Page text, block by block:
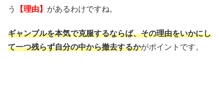
う
【理由】 があるわけですね。
ギャンブルを本気で克服するならば、その理由をいかにし
て一つ残らず自分の中から撤去するかがポイントです。